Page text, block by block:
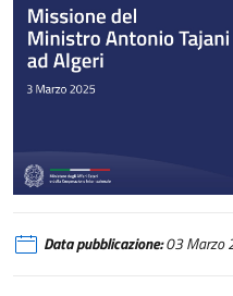
Missione del Ministro Tajani in
Data pubblicazione:03 Marzo